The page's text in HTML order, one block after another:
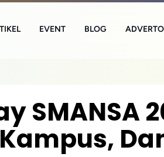
EVENT BLOG
SMANSA